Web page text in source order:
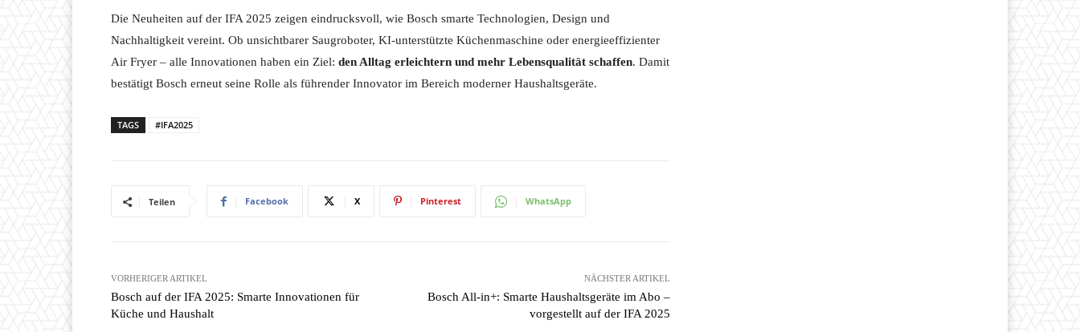
Die Neuheiten auf der IFA 2025 zeigen eindrucksvoll, wie Bosch smarte Technologien, Design und
Nachhaltigkeit vereint. Ob unsichtbarer Saugroboter, KI-unterstützte Küchenmaschine oder energieeffizienter
Air Fryer – alle Innovationen haben ein Ziel: den Alltag erleichtern und mehr Lebensqualität schaffen. Damit
bestätigt Bosch erneut seine Rolle als führender Innovator im Bereich moderner Haushaltsgeräte.
TAGS #IFA2025
Teilen Facebook X Pinterest WhatsApp
VORHERIGER ARTIKEL
Bosch auf der IFA 2025: Smarte Innovationen für
Küche und Haushalt
NÄCHSTER ARTIKEL
Bosch All-in+: Smarte Haushaltsgeräte im Abo –
vorgestellt auf der IFA 2025